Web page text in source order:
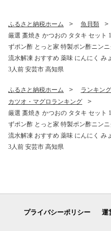
食 簡単調理 タンパク質 DHA
田渕水産
ふるさと納税ホーム 魚貝類
厳選 藁焼き かつおの タタキ セット
ずポン酢 とっと家 特製ポン酢ニン
流水解凍 おすすめ 薬味 にんにく み
3人前 安芸市 高知県
ふるさと納税ホーム ランキング
カツオ・マグロランキング
厳選 藁焼き かつおの タタキ セット
ずポン酢 とっと家 特製ポン酢ニン
流水解凍 おすすめ 薬味 にんにく み
3人前 安芸市 高知県
プライバシーポリシー 運